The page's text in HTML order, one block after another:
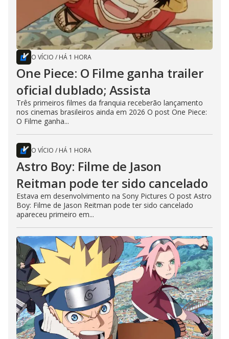
O VÍCIO / HÁ 1 HORA
One Piece: O Filme ganha trailer
oficial dublado; Assista
Três primeiros filmes da franquia receberão lançamento
nos cinemas brasileiros ainda em 2026 O post One Piece:
O Filme ganha...
O VÍCIO / HÁ 1 HORA
Astro Boy: Filme de Jason
Reitman pode ter sido cancelado
Estava em desenvolvimento na Sony Pictures O post Astro
Boy: Filme de Jason Reitman pode ter sido cancelado
apareceu primeiro em...